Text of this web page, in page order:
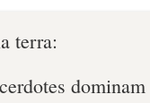
terra:
dominam